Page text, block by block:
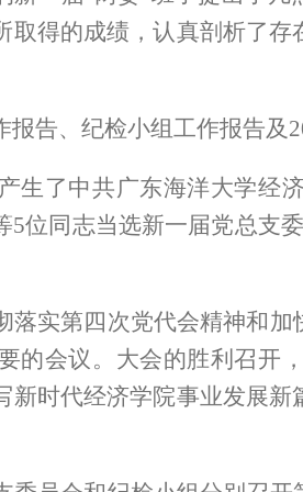
取得的成绩，认真剖析了
告、纪检小组工作报告及
生了中共广东海洋大学经
位同志当选新一届党总支
落实第四次党代会精神和
的会议。大会的胜利召开
新时代经济学院事业发展